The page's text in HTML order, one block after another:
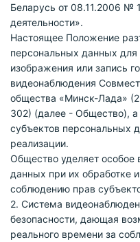
Беларусь от 08.11.2006 №
деятельности».
Настоящее Положение
персональных данных для
изображения или запись
видеонаблюдения
общества «Минск-Лада»
302) (далее - Общество),
субъектов персональных
реализации.
Общество уделяет особое
данных при их обработке
соблюдению прав
2. Система
безопасности, дающая
реального времени за